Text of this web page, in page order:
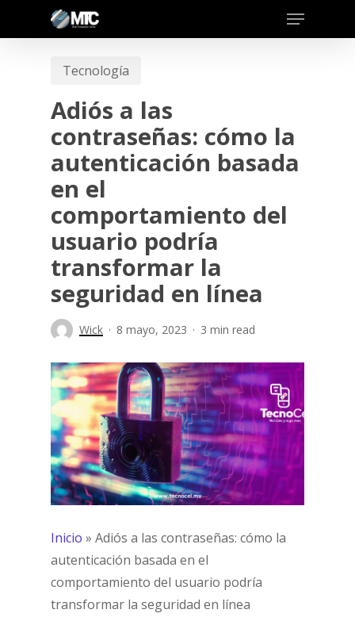
Tecnología
Adiós a las
contraseñas: cómo la
autenticación basada
en el
comportamiento del
usuario podría
transformar la
seguridad en línea
Wick 8 mayo, 2023 3 min read
Inicio » Adiós a las contraseñas: cómo la
autenticación basada en el
comportamiento del usuario podría
transformar la seguridad en línea